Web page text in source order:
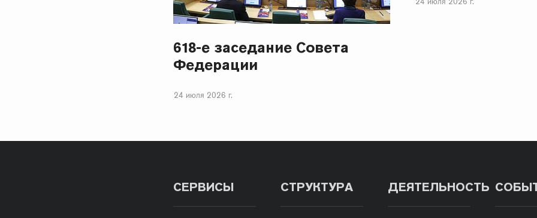
618-е заседание Совета
Федерации
24 июля 2026 г.
СЕРВИСЫ СТРУКТУРА ДЕЯТЕЛЬНОСТЬ